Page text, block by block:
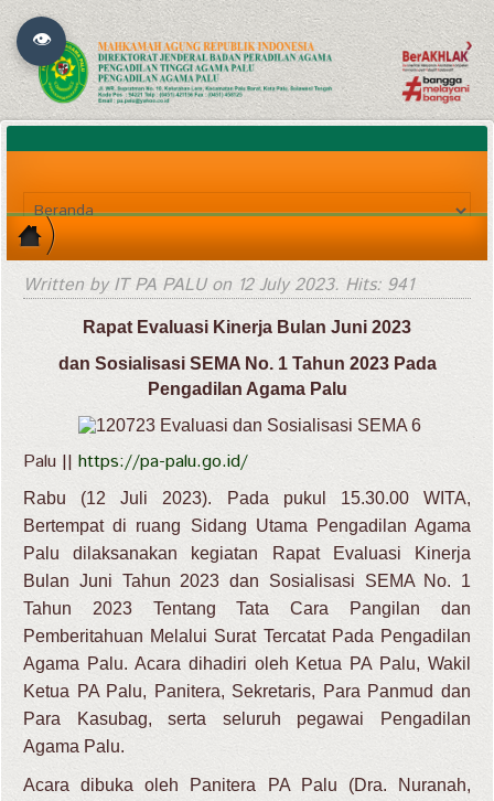
Written by IT PA PALU on 12 July 2023. Hits: 941
Rapat Evaluasi Kinerja Bulan Juni 2023
dan Sosialisasi SEMA No. 1 Tahun 2023 Pada
Pengadilan Agama Palu
Palu || https://pa-palu.go.id/
Rabu (12 Juli 2023). Pada pukul 15.30.00 WITA,
Bertempat di ruang Sidang Utama Pengadilan Agama
Palu dilaksanakan kegiatan Rapat Evaluasi Kinerja
Bulan Juni Tahun 2023 dan Sosialisasi SEMA No. 1
Tahun 2023 Tentang Tata Cara Pangilan dan
Pemberitahuan Melalui Surat Tercatat Pada Pengadilan
Agama Palu. Acara dihadiri oleh Ketua PA Palu, Wakil
Ketua PA Palu, Panitera, Sekretaris, Para Panmud dan
Para Kasubag, serta seluruh pegawai Pengadilan
Agama Palu.
Acara dibuka oleh Panitera PA Palu (Dra. Nuranah,
👁